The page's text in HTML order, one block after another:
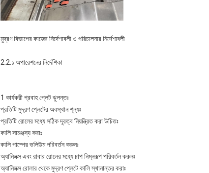
মুদ্রণ বিভাগের কাজের নির্দেশাবলী ও পরিচালনার নির্দেশাবলী
2.2.১ অপারেশনের নির্দেশিকা
1 কার্যকরী প্রবাহ প্লেট ঝুলন্তঃ
প্রতিটি মুদ্রণ প্লেটের অবস্থান শূন্যঃ
প্রতিটি রোলের মধ্যে সঠিক দূরত্ব নিয়ন্ত্রিত করা উচিতঃ
কালি সামঞ্জস্য করাঃ
কালি পাম্পের ভলিউম পরিবর্তন করুনঃ
অ্যানিলক্স এবং রাবার রোলের মধ্যে চাপ নিম্নরূপ পরিবর্তন করুনঃ
অ্যানিলক্স রোলার থেকে মুদ্রণ প্লেটে কালি স্থানান্তর করাঃ